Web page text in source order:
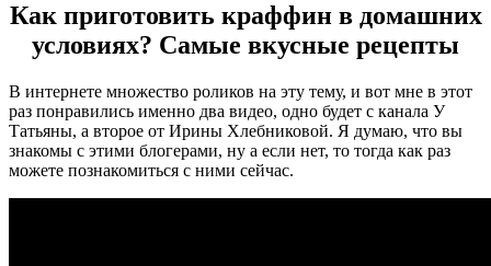
Как приготовить краффин в домашних
условиях? Самые вкусные рецепты
В интернете множество роликов на эту тему, и вот мне в этот
раз понравились именно два видео, одно будет с канала У
Татьяны, а второе от Ирины Хлебниковой. Я думаю, что вы
знакомы с этими блогерами, ну а если нет, то тогда как раз
можете познакомиться с ними сейчас.